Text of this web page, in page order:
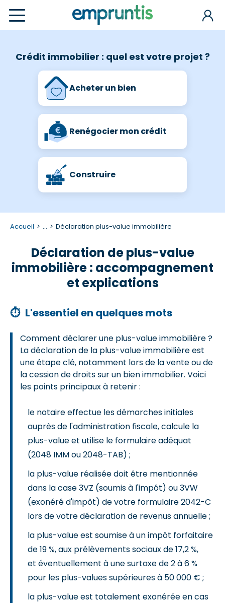
Crédit immobilier : quel est votre projet ?
Acheter un bien
Renégocier mon crédit
Construire
Accueil ... Déclaration plus-value immobilière
Déclaration de plus-value
immobilière : accompagnement
et explications
⏱ L'essentiel en quelques mots
Comment déclarer une plus-value immobilière ?
La déclaration de la plus-value immobilière est
une étape clé, notamment lors de la vente ou de
la cession de droits sur un bien immobilier. Voici
les points principaux à retenir :
le notaire effectue les démarches initiales
auprès de l'administration fiscale, calcule la
plus-value et utilise le formulaire adéquat
(2048 IMM ou 2048-TAB) ;
la plus-value réalisée doit être mentionnée
dans la case 3VZ (soumis à l'impôt) ou 3VW
(exonéré d'impôt) de votre formulaire 2042-C
lors de votre déclaration de revenus annuelle ;
la plus-value est soumise à un impôt forfaitaire
de 19 %, aux prélèvements sociaux de 17,2 %,
et éventuellement à une surtaxe de 2 à 6 %
pour les plus-values supérieures à 50 000 € ;
la plus-value est totalement exonérée en cas